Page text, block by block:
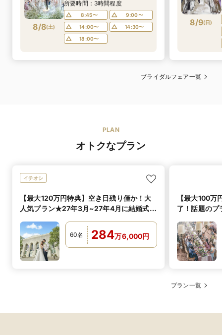
8/8(土)
所要時間：3時間程度
8:45〜
9:00〜
14:00〜
14:30〜
18:00〜
8/9(日)
ブライダルフェア一覧
PLAN
オトクなプラン
イチオシ
【最大120万円特典】空き日残り僅か！大
人気プラン★27年3月~27年4月に結婚式実
60名 284万6,000円
【最大100万
了！話題の
プラン一覧